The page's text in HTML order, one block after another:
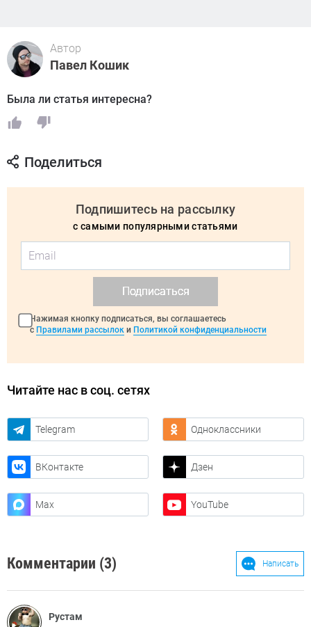
Автор
Павел Кошик
Была ли статья интересна?
Поделиться
Подпишитесь на рассылку
с самыми популярными статьями
Подписаться
Нажимая кнопку подписаться, вы соглашаетесь
с Правилами рассылок и Политикой конфиденциальности
Читайте нас в соц. сетях
Telegram Одноклассники
ВКонтакте Дзен
Max YouTube
Комментарии (3) Написать
Рустам